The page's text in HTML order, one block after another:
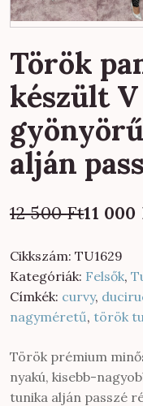
Török
készült
alján
12 500Ft
Original
was:
12
500 Ft.
11 000
Current
is:
11
000 Ft.
Cikkszám: TU1629
Kategóriák: Felsők,
Címkék: curvy,
nagyméretű, török
Török prémium
nyakú, kisebb-
tunika alján passzé